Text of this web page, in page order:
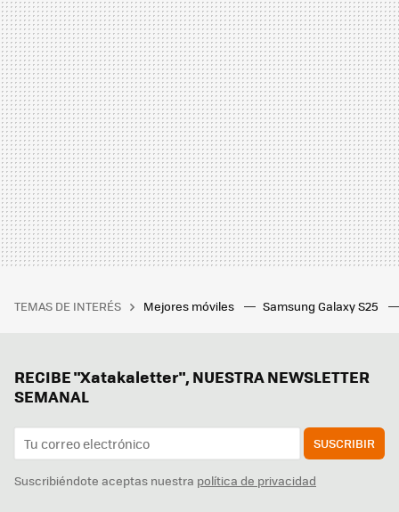
TEMAS DE INTERÉS Mejores móviles Samsung Galaxy S25
RECIBE "Xatakaletter", NUESTRA NEWSLETTER
SEMANAL
SUSCRIBIR
Suscribiéndote aceptas nuestra política de privacidad